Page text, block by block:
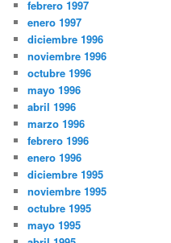
febrero 1997
enero 1997
diciembre 1996
noviembre 1996
octubre 1996
mayo 1996
abril 1996
marzo 1996
febrero 1996
enero 1996
diciembre 1995
noviembre 1995
octubre 1995
mayo 1995